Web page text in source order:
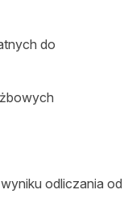
do
odliczania od